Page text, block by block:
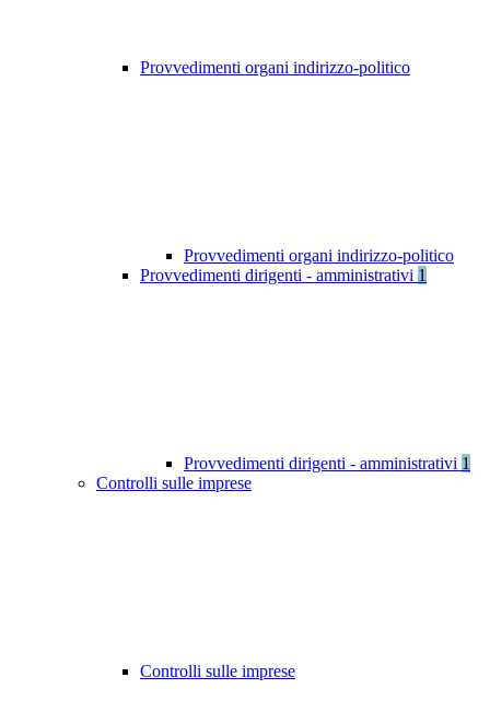
Provvedimenti organi indirizzo-politico
Provvedimenti organi indirizzo-politico
Provvedimenti dirigenti - amministrativi 1
Provvedimenti dirigenti - amministrativi 1
Controlli sulle imprese
Controlli sulle imprese